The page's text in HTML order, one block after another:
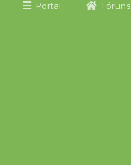
Portal Fóruns